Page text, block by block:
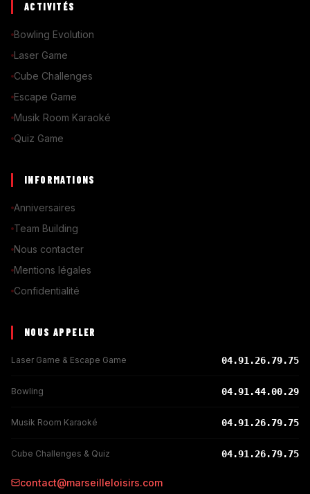
ACTIVITÉS
Bowling Evolution
Laser Game
Cube Challenges
Escape Game
Musik Room Karaoké
Quiz Game
INFORMATIONS
Anniversaires
Team Building
Nous contacter
Mentions légales
Confidentialité
NOUS APPELER
Laser Game & Escape Game 04.91.26.79.75
Bowling 04.91.44.00.29
Musik Room Karaoké 04.91.26.79.75
Cube Challenges & Quiz 04.91.26.79.75
contact@marseilleloisirs.com